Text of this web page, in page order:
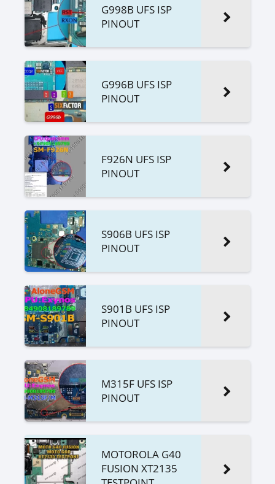
G998B UFS ISP
PINOUT
G996B UFS ISP
PINOUT
F926N UFS ISP
PINOUT
S906B UFS ISP
PINOUT
S901B UFS ISP
PINOUT
M315F UFS ISP
PINOUT
MOTOROLA G40
FUSION XT2135